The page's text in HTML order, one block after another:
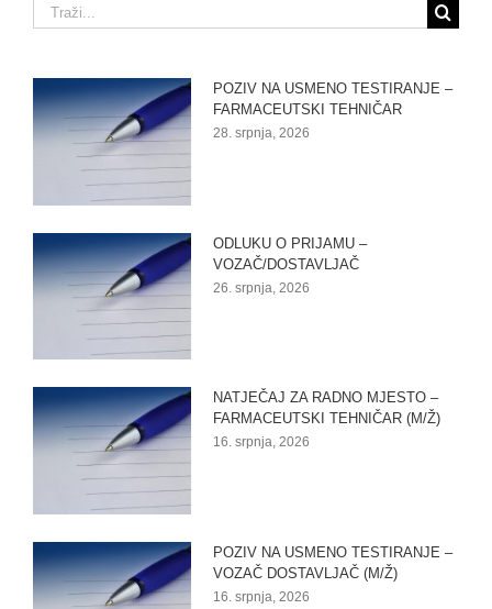
Traži...
POZIV NA USMENO TESTIRANJE –
FARMACEUTSKI TEHNIČAR
28. srpnja, 2026
ODLUKU O PRIJAMU –
VOZAČ/DOSTAVLJAČ
26. srpnja, 2026
NATJEČAJ ZA RADNO MJESTO –
FARMACEUTSKI TEHNIČAR (M/Ž)
16. srpnja, 2026
POZIV NA USMENO TESTIRANJE –
VOZAČ DOSTAVLJAČ (M/Ž)
16. srpnja, 2026